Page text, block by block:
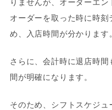
りませんが、オーダーエン
オーダーを取った時に時
め、入店時間が分かります。
さらに、会計時に退店時
間が明確になります。
そのため、シフトスケジュ